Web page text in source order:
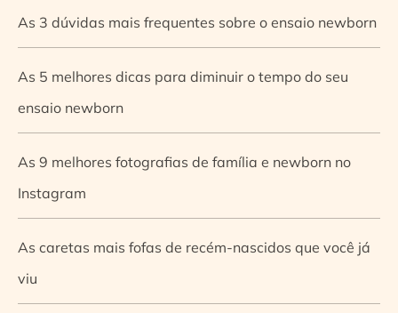
As 3 dúvidas mais frequentes sobre o ensaio newborn
As 5 melhores dicas para diminuir o tempo do seu
ensaio newborn
As 9 melhores fotografias de família e newborn no
Instagram
As caretas mais fofas de recém-nascidos que você já
viu